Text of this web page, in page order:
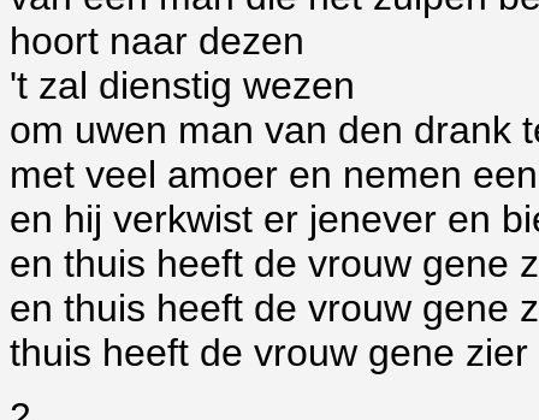
hoort naar dezen
't zal dienstig wezen
om uwen man van den drank
met veel amoer en nemen
en hij verkwist er jenever en
en thuis heeft de vrouw gene
en thuis heeft de vrouw gene
thuis heeft de vrouw gene zier